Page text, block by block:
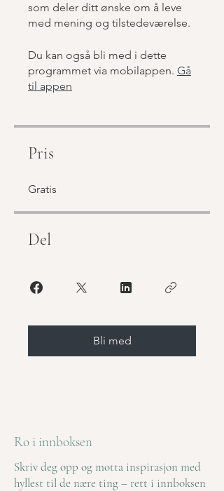
som deler ditt ønske om å leve
med mening og tilstedeværelse.
Du kan også bli med i dette
programmet via mobilappen. Gå
til appen
Pris
Gratis
Del
Bli med
Ro i innboksen
Skriv deg opp og motta inspirasjon med
hyllest til de nære ting – rett i innboksen